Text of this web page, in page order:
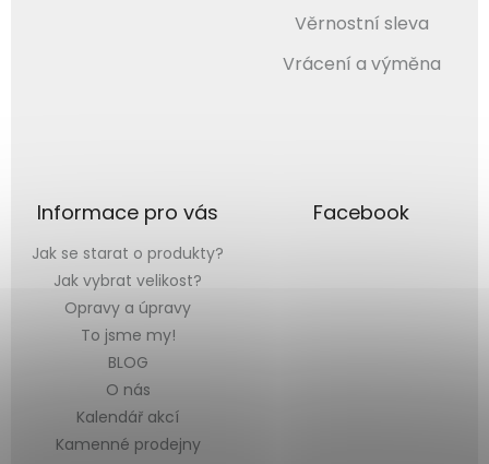
Věrnostní sleva
Vrácení a výměna
Informace pro vás
Jak se starat o produkty?
Jak vybrat velikost?
Opravy a úpravy
To jsme my!
BLOG
O nás
Kalendář akcí
Kamenné prodejny
Facebook